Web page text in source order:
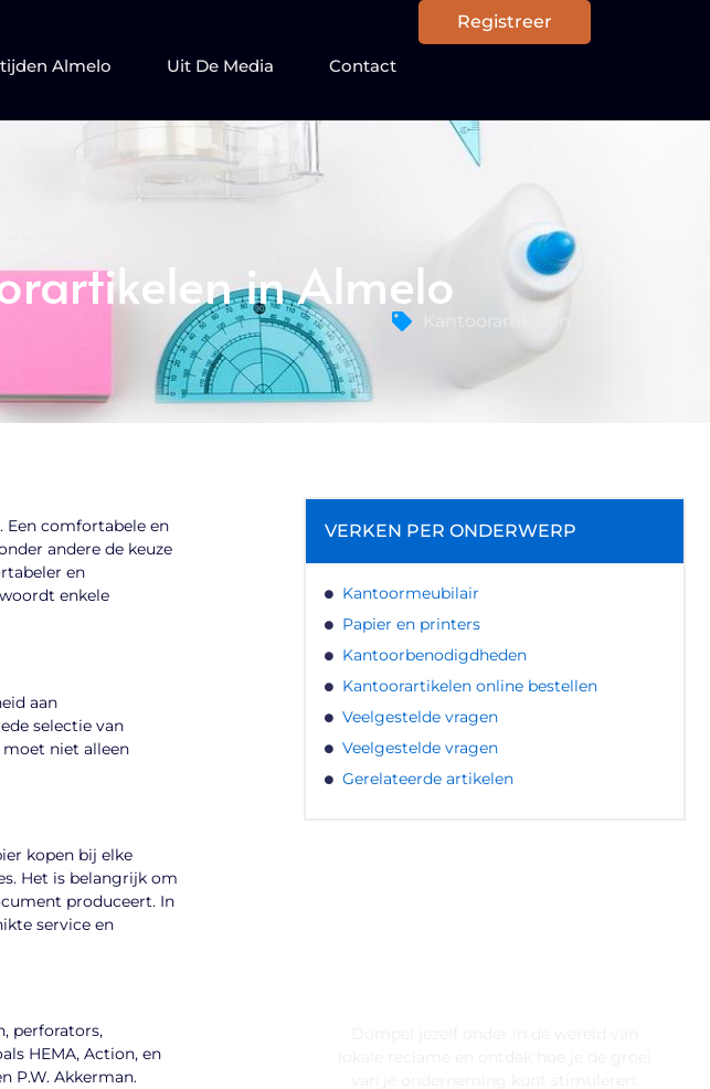
Almelo Uit De Media Contact
Registreer
in Almelo
Kantoorartikelen
Een comfortabele en
andere de keuze
en
enkele
aan
selectie van
niet alleen
kopen bij elke
Het is belangrijk om
produceert. In
service en
perforators,
HEMA, Action, en
P.W. Akkerman.
VERKEN PER ONDERWERP
Kantoormeubilair
Papier en printers
Kantoorbenodigdheden
Kantoorartikelen online bestellen
Veelgestelde vragen
Veelgestelde vragen
Gerelateerde artikelen